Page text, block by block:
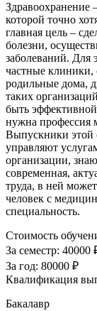
Здравоохранение
которой точно
главная цель –
болезни,
заболеваний. Для
частные клиники,
родильные дома,
таких
быть
нужна профессия
Выпускники этой
управляют
организации,
современная,
труда, в ней
человек с
специальность.
Стоимость
За семестр: 40000
За год: 80000 ₽
Квалификация
Бакалавр